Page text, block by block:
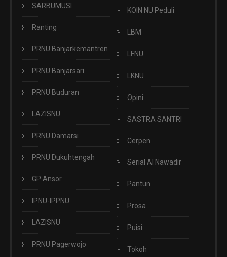
SARBUMUSI
Ranting
PRNU Banjarkemantren
PRNU Banjarsari
PRNU Buduran
LAZISNU
PRNU Damarsi
PRNU Dukuhtengah
GP Ansor
IPNU-IPPNU
LAZISNU
PRNU Pagerwojo
KOIN NU Peduli
LBM
LFNU
LKNU
Opini
SASTRA SANTRI
Cerpen
Serial Al Nawadir
Pantun
Prosa
Puisi
Tokoh